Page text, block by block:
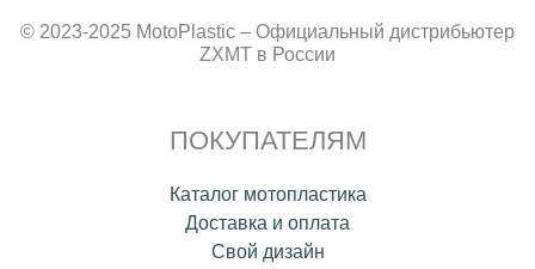
© 2023-2025 MotoPlastic – Официальный дистрибьютер
ZXMT в России
ПОКУПАТЕЛЯМ
Каталог мотопластика
Доставка и оплата
Свой дизайн